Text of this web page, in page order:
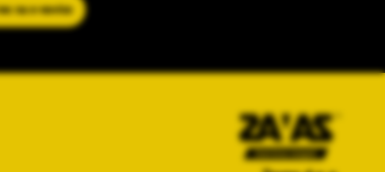
na e-novice